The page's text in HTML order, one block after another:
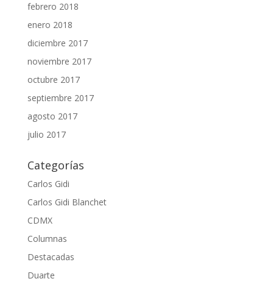
febrero 2018
enero 2018
diciembre 2017
noviembre 2017
octubre 2017
septiembre 2017
agosto 2017
julio 2017
Categorías
Carlos Gidi
Carlos Gidi Blanchet
CDMX
Columnas
Destacadas
Duarte